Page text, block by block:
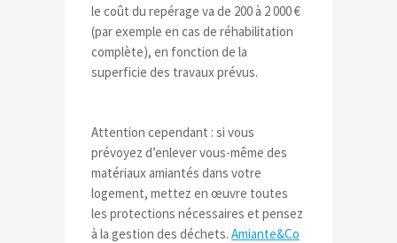
le coût du repérage va de 200 à 2 000 €
(par exemple en cas de réhabilitation
complète), en fonction de la
superficie des travaux prévus.
Attention cependant : si vous
prévoyez d’enlever vous-même des
matériaux amiantés dans votre
logement, mettez en œuvre toutes
les protections nécessaires et pensez
à la gestion des déchets.Amiante&Co